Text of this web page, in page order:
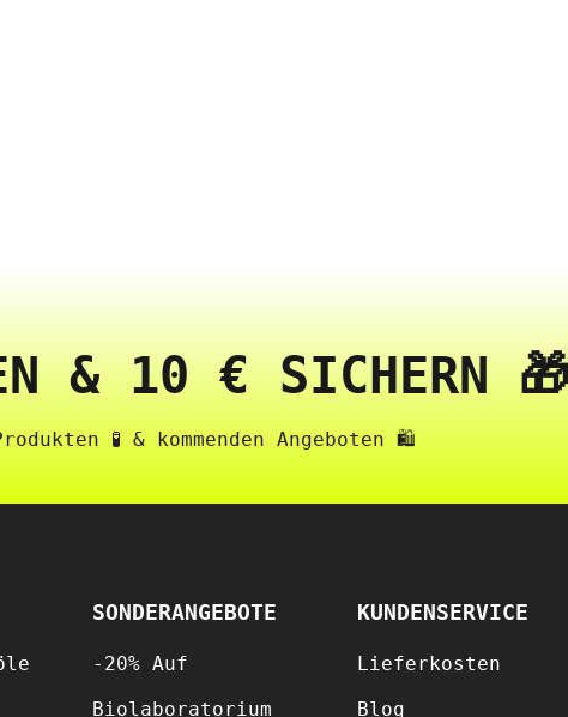
& 10 € SICHERN 🎁
🧪 & kommenden Angeboten 🛍️
SONDERANGEBOTE
-20% Auf
Biolaboratorium
KUNDENSERVICE
Lieferkosten
Blog